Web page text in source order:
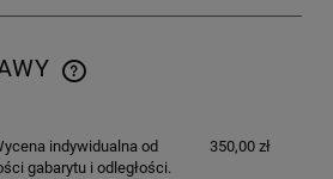
EWENTUALNYCH KOSZTÓW
indywidualna od
gabarytu i odległości.
350,00 zł